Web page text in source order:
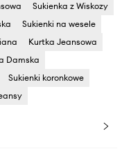
Sukienka z Wiskozy
Sukienki na wesele
Kurtka Jeansowa
Damska
Sukienki koronkowe